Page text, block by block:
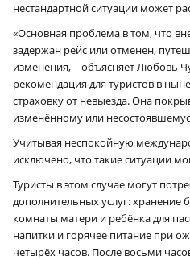
нестандартной ситуации может
«Основная проблема в том, что
задержан рейс или отменён,
изменения, – объясняет Любовь
рекомендация для туристов в
страховку от невыезда. Она
изменённому или
Учитывая неспокойную
исключено, что такие ситуации
Туристы в этом случае могут
дополнительных услуг: хранение
комнаты матери и ребёнка для
напитки и горячее питание при
четырёх часов. После восьми